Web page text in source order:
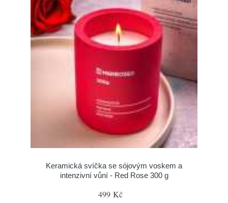
Keramická svíčka se sójovým voskem a
intenzivní vůní - Red Rose 300 g
499 Kč